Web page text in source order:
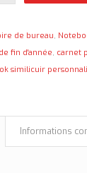
de bureau,
fin d'année, carnet
similicuir
Informations